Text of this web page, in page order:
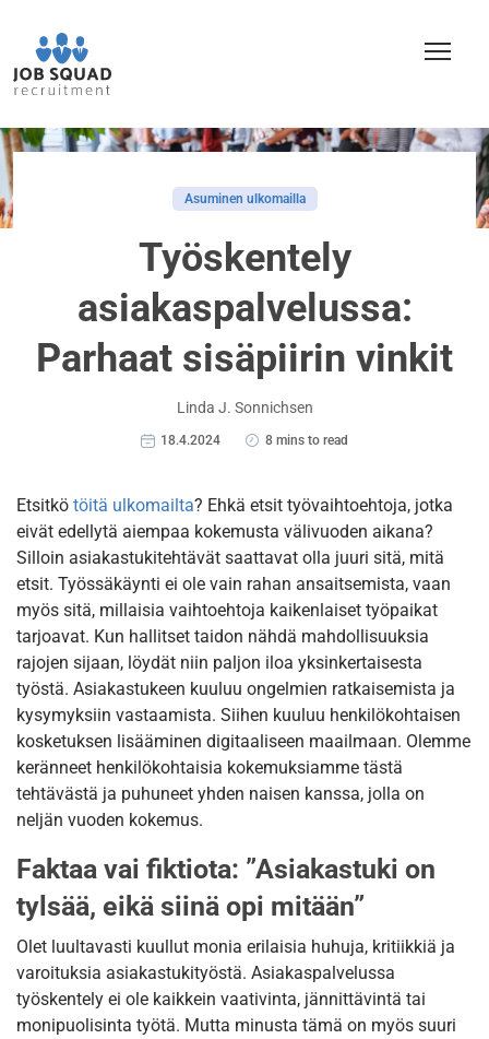
Asuminen ulkomailla
Työskentely
asiakaspalvelussa:
Parhaat sisäpiirin vinkit
Linda J. Sonnichsen
18.4.2024 8 mins to read
Etsitkö töitä ulkomailta? Ehkä etsit työvaihtoehtoja, jotka
eivät edellytä aiempaa kokemusta välivuoden aikana?
Silloin asiakastukitehtävät saattavat olla juuri sitä, mitä
etsit. Työssäkäynti ei ole vain rahan ansaitsemista, vaan
myös sitä, millaisia vaihtoehtoja kaikenlaiset työpaikat
tarjoavat. Kun hallitset taidon nähdä mahdollisuuksia
rajojen sijaan, löydät niin paljon iloa yksinkertaisesta
työstä. Asiakastukeen kuuluu ongelmien ratkaisemista ja
kysymyksiin vastaamista. Siihen kuuluu henkilökohtaisen
kosketuksen lisääminen digitaaliseen maailmaan. Olemme
keränneet henkilökohtaisia kokemuksiamme tästä
tehtävästä ja puhuneet yhden naisen kanssa, jolla on
neljän vuoden kokemus.
Faktaa vai fiktiota: ”Asiakastuki on
tylsää, eikä siinä opi mitään”
Olet luultavasti kuullut monia erilaisia huhuja, kritiikkiä ja
varoituksia asiakastukityöstä. Asiakaspalvelussa
työskentely ei ole kaikkein vaativinta, jännittävintä tai
monipuolisinta työtä. Mutta minusta tämä on myös suuri